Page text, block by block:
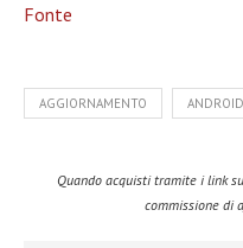
Fonte
AGGIORNAMENTO
Quando acquisti tramite i link
commissione di